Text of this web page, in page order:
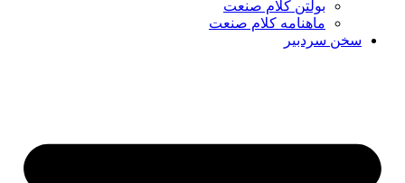
بولتن کلام صنعت
ماهنامه کلام صنعت
سخن سردبیر